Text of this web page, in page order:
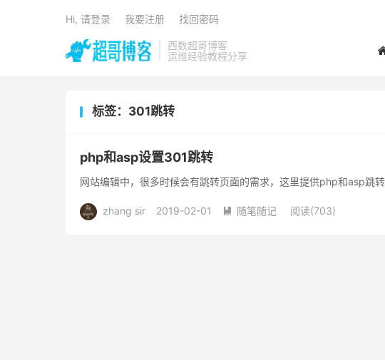
西数超哥博客
运维经验教程分享
Hi, 请登录 我要注册 找回密码
标签：301跳转
php和asp设置301跳转
网站编辑中，很多时候会有跳转页面的需求，这里提供php和asp跳
zhang sir 2019-02-01  随笔随记 阅读(703)